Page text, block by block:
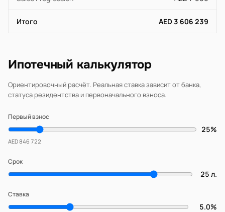
Итого AED 3 606 239
Ипотечный калькулятор
Ориентировочный расчёт. Реальная ставка зависит от банка,
статуса резидентства и первоначального взноса.
Первый взнос
25%
AED 846 722
Срок
25 л.
Ставка
5.0%